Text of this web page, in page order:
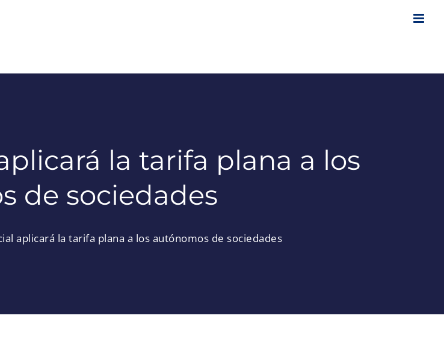
la tarifa plana a los
de sociedades
aplicará la tarifa plana a los autónomos de sociedades